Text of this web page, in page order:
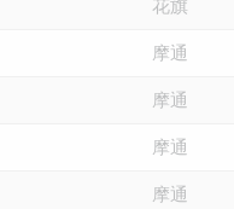
花旗
摩通
摩通
摩通
摩通